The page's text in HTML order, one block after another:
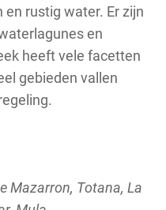
rustig water. Er zijn
en
heeft vele facetten
gebieden vallen
Mazarron, Totana, La